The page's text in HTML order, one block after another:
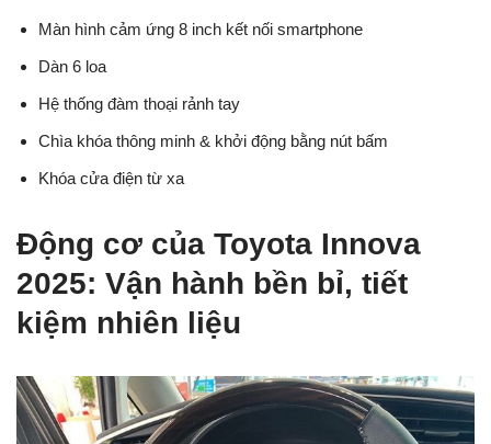
Màn hình cảm ứng 8 inch kết nối smartphone
Dàn 6 loa
Hệ thống đàm thoại rảnh tay
Chìa khóa thông minh & khởi động bằng nút bấm
Khóa cửa điện từ xa
Động cơ của Toyota Innova
2025: Vận hành bền bỉ, tiết
kiệm nhiên liệu